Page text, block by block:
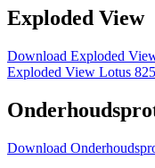
Exploded View
Download Exploded
Exploded View Lotus
Download